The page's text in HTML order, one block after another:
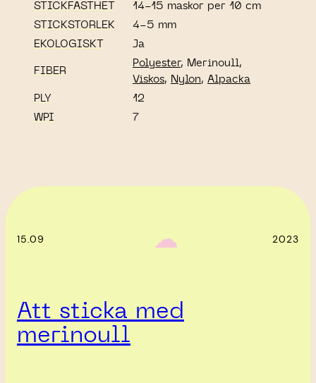
STICKFASTHET
14-15 maskor per 10 cm
STICKSTORLEK
4-5 mm
EKOLOGISKT
Ja
FIBER
Polyester, Merinoull,
Viskos, Nylon, Alpacka
PLY
12
WPI
7
15.09 ‎ ‎‎ ☁︎‎‎ 2023
Att sticka med
merinoull